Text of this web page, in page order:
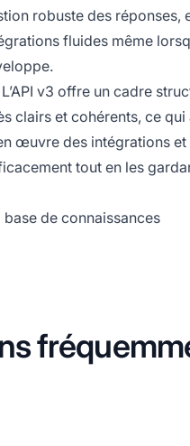
robuste des réponses,
fluides même
L’API v3 offre un cadre
clairs et cohérents, ce
œuvre des intégrations et
tout en les
base de connaissances